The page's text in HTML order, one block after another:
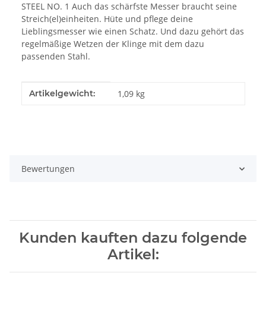
STEEL NO. 1 Auch das schärfste Messer braucht seine
Streich(el)einheiten. Hüte und pflege deine
Lieblingsmesser wie einen Schatz. Und dazu gehört das
regelmäßige Wetzen der Klinge mit dem dazu
passenden Stahl.
Produkteigenschaft
Wert
Artikelgewicht: 1,09 kg
Bewertungen
Kunden kauften dazu folgende
Artikel: